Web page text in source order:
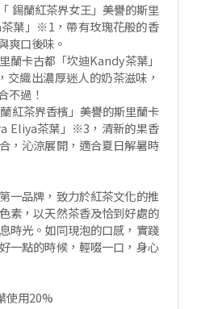
錫蘭紅茶界女王」美譽的斯里
葉」※1，帶有玫瑰花般的香
爽口後味。
蘭卡古都「坎迪Kandy茶葉」
織出濃厚迷人的奶茶滋味，
不過！
紅茶界香檳」美譽的斯里蘭卡
Eliya茶葉」※3，清新的果香
，沁涼展開，適合夏日解暑時
一品牌，致力於紅茶文化的推
素，以天然茶香及恰到好處的
時光。如同現泡的口感，實踐
一點的時候，輕啜一口，身心
使用20%